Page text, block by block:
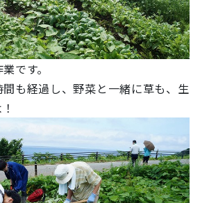
です。
も経過し、野菜と一緒に草も、生